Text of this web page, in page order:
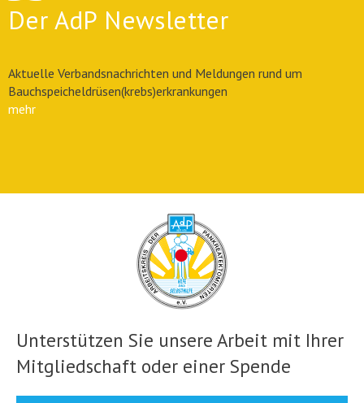
Der AdP Newsletter
Aktuelle Verbandsnachrichten und Meldungen rund um
Bauchspeicheldrüsen(krebs)erkrankungen
mehr
Unterstützen Sie unsere Arbeit mit Ihrer
Mitgliedschaft oder einer Spende